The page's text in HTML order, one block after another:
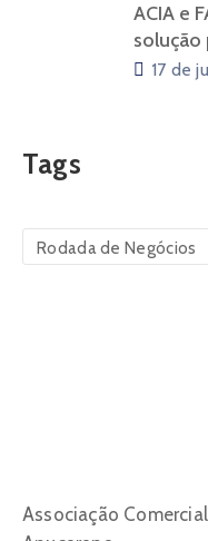
ACIA e
solução
17 de
Tags
Rodada de Negócios
Associação